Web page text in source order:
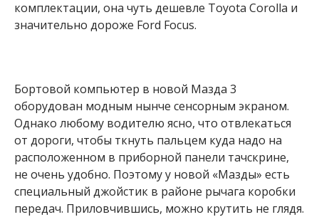
комплектации, она чуть дешевле Toyota Corolla и
значительно дороже Ford Focus.
Бортовой компьютер в новой Мазда 3
оборудован модным нынче сенсорным экраном.
Однако любому водителю ясно, что отвлекаться
от дороги, чтобы ткнуть пальцем куда надо на
расположенном в приборной панели тачскрине,
не очень удобно. Поэтому у новой «Мазды» есть
специальный джойстик в районе рычага коробки
передач. Приловчившись, можно крутить не глядя.